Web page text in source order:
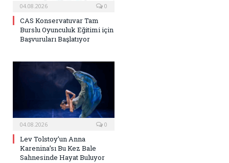
04.08.2026 0
CAS Konservatuvar Tam
Burslu Oyunculuk Eğitimi için
Başvuruları Başlatıyor
04.08.2026 0
Lev Tolstoy’un Anna
Karenina’sı Bu Kez Bale
Sahnesinde Hayat Buluyor